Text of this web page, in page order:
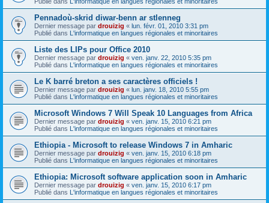
Pennadoù-skrid diwar-benn ar stlenneg
Dernier message par drouizig « lun. févr. 01, 2010 3:31 pm
Publié dans L'informatique en langues régionales et minoritaires
Liste des LIPs pour Office 2010
Dernier message par drouizig « ven. janv. 22, 2010 5:35 pm
Publié dans L'informatique en langues régionales et minoritaires
Le K barré breton a ses caractères officiels !
Dernier message par drouizig « lun. janv. 18, 2010 5:55 pm
Publié dans L'informatique en langues régionales et minoritaires
Microsoft Windows 7 Will Speak 10 Languages from Africa
Dernier message par drouizig « ven. janv. 15, 2010 6:21 pm
Publié dans L'informatique en langues régionales et minoritaires
Ethiopia - Microsoft to release Windows 7 in Amharic
Dernier message par drouizig « ven. janv. 15, 2010 6:18 pm
Publié dans L'informatique en langues régionales et minoritaires
Ethiopia: Microsoft software application soon in Amharic
Dernier message par drouizig « ven. janv. 15, 2010 6:17 pm
Publié dans L'informatique en langues régionales et minoritaires